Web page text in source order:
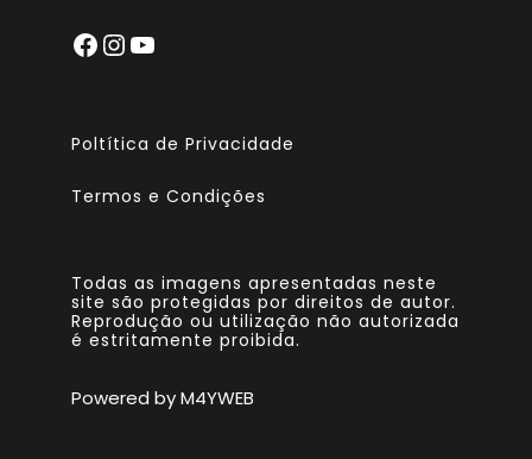
Poltítica de Privacidade
Termos e Condições
Todas as imagens apresentadas neste
site são protegidas por direitos de autor.
Reprodução ou utilização não autorizada
é estritamente proibida.
Powered by M4YWEB